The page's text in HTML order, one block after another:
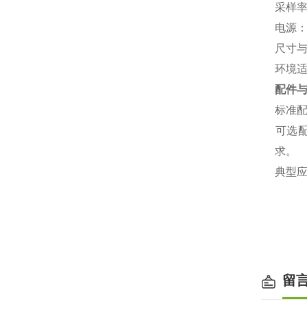
采样
电源‌
尺寸
环境
配件
标准
可选
求。
典型
留